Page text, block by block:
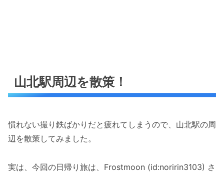
山北駅周辺を散策！
慣れない撮り鉄ばかりだと疲れてしまうので、山北駅の周
辺を散策してみました。
実は、今回の日帰り旅は、Frostmoon (id:noririn3103) さ